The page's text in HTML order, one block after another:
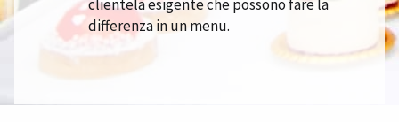
clientela esigente che possono fare la
differenza in un menu.